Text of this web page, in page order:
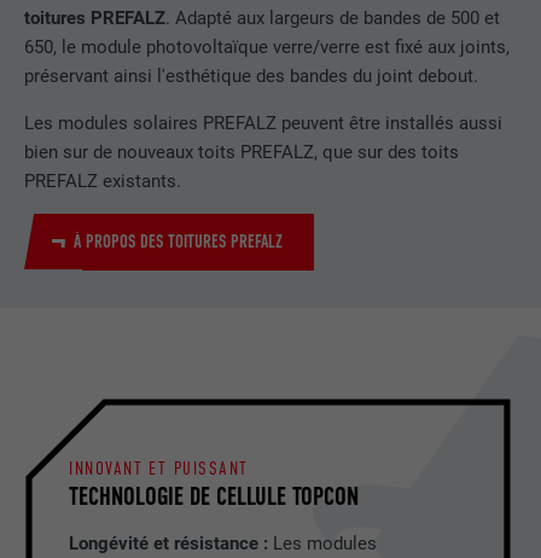
toitures PREFALZ. Adapté aux largeurs de bandes de 500 et
650, le module photovoltaïque verre/verre est fixé aux joints,
préservant ainsi l'esthétique des bandes du joint debout.
Les modules solaires PREFALZ peuvent être installés aussi
bien sur de nouveaux toits PREFALZ, que sur des toits
PREFALZ existants.
À PROPOS DES TOITURES PREFALZ
TECHNOLOGIE DE CELLULE TOPCON
INNOVANT ET PUISSANT
Longévité et résistance : Les modules